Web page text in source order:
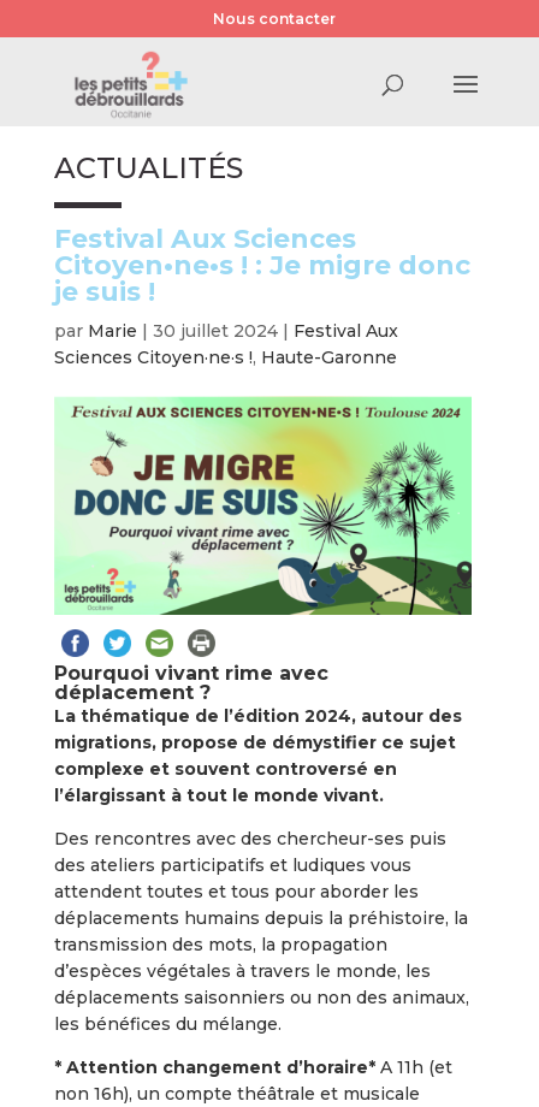
Nous contacter
ACTUALITÉS
Festival Aux Sciences
Citoyen•ne•s ! : Je migre donc
je suis !
par Marie | 30 juillet 2024| Festival Aux
Sciences Citoyen·ne·s !, Haute-Garonne
Pourquoi vivant rime avec
déplacement ?
La thématique de l’édition 2024, autour des
migrations, propose de démystifier ce sujet
complexe et souvent controversé en
l’élargissant à tout le monde vivant.
Des rencontres avec des chercheur-ses puis
des ateliers participatifs et ludiques vous
attendent toutes et tous pour aborder les
déplacements humains depuis la préhistoire, la
transmission des mots, la propagation
d’espèces végétales à travers le monde, les
déplacements saisonniers ou non des animaux,
les bénéfices du mélange.
* Attention changement d’horaire*A 11h (et
non 16h), un compte théâtrale et musicale